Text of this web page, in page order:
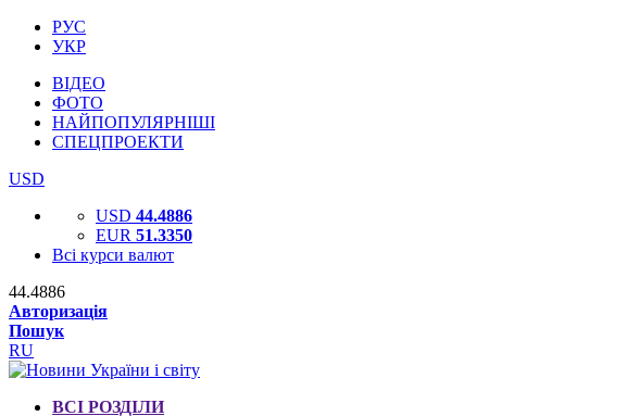
РУС
УКР
ВІДЕО
ФОТО
НАЙПОПУЛЯРНІШІ
СПЕЦПРОЕКТИ
USD
USD 44.4886
EUR 51.3350
Всі курси валют
44.4886
Авторизація
Пошук
RU
ВСІ РОЗДІЛИ